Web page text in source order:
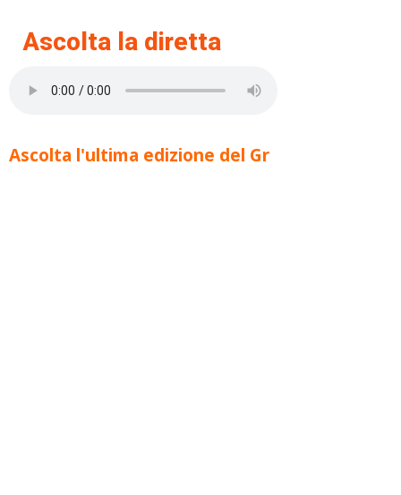
Ascolta la diretta
Ascolta l'ultima edizione del Gr